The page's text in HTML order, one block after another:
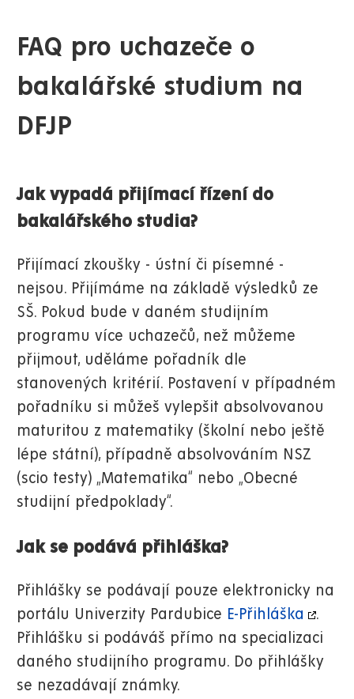
FAQ pro uchazeče o
bakalářské studium na
DFJP
Jak vypadá přijímací řízení do
bakalářského studia?
Přijímací zkoušky - ústní či písemné -
nejsou. Přijímáme na základě výsledků ze
SŠ. Pokud bude v daném studijním
programu více uchazečů, než můžeme
přijmout, uděláme pořadník dle
stanovených kritérií. Postavení v případném
pořadníku si můžeš vylepšit absolvovanou
maturitou z matematiky (školní nebo ještě
lépe státní), případně absolvováním NSZ
(scio testy) „Matematika“ nebo „Obecné
studijní předpoklady“.
Jak se podává přihláška?
Přihlášky se podávají pouze elektronicky na
portálu Univerzity Pardubice E-Přihláška
.
Přihlášku si podáváš přímo na specializaci
daného studijního programu. Do přihlášky
se nezadávají známky.